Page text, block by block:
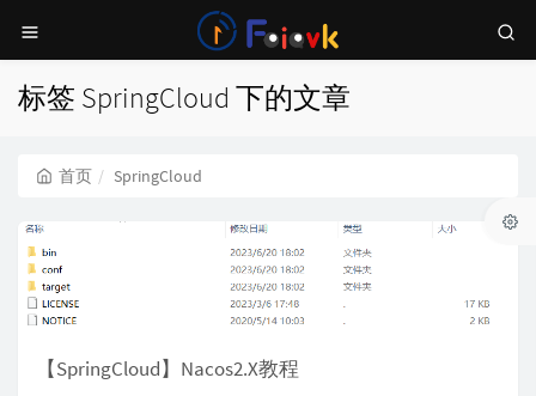
标签 SpringCloud 下的文章
首页 SpringCloud
【SpringCloud】Nacos2.X教程